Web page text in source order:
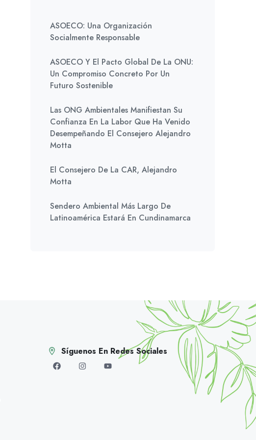
ASOECO: Una Organización
Socialmente Responsable
ASOECO Y El Pacto Global De La ONU:
Un Compromiso Concreto Por Un
Futuro Sostenible
Las ONG Ambientales Manifiestan Su
Confianza En La Labor Que Ha Venido
Desempeñando El Consejero Alejandro
Motta
El Consejero De La CAR, Alejandro
Motta
Sendero Ambiental Más Largo De
Latinoamérica Estará En Cundinamarca
Síguenos En Redes Sociales